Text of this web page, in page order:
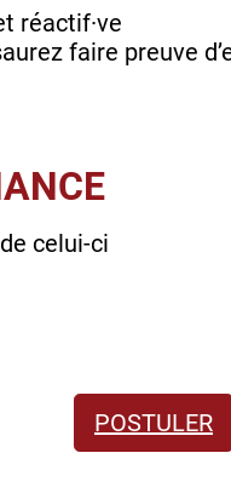
réactif·ve
faire preuve
celui-ci
POSTULER